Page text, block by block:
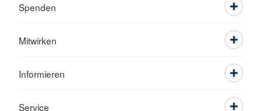
Spenden
Mitwirken
Informieren
Service